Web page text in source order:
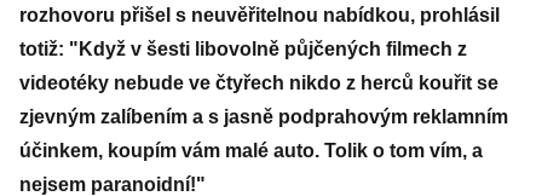
rozhovoru přišel s neuvěřitelnou nabídkou, prohlásil
totiž: "Když v šesti libovolně půjčených filmech z
videotéky nebude ve čtyřech nikdo z herců kouřit se
zjevným zalíbením a s jasně podprahovým reklamním
účinkem, koupím vám malé auto. Tolik o tom vím, a
nejsem paranoidní!"